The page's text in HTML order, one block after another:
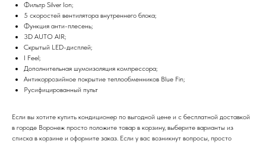
Фильтр Silver Ion;
5 скоростей вентилятора внутреннего блока;
Функция анти-плесень;
3D AUTO AIR;
Скрытый LED-дисплей;
I Feel;
Дополнительная шумоизоляция компрессора;
Антикоррозийное покрытие теплообменников Blue Fin;
Русифицированный пульт
Если вы хотите купить кондиционер по выгодной цене и с бесплатной доставкой
в городе Воронеж просто положите товар в корзину, выберите варианты из
списка в корзине и оформите заказ. Если у вас возникнут вопросы, просто